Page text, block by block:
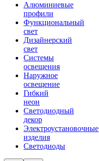
Алюминиевые
профили
Функциональный
свет
Дизайнерский
свет
Системы
освещения
Наружное
освещение
Гибкий
неон
Светодиодный
декор
Электроустановочные
изделия
Светодиоды